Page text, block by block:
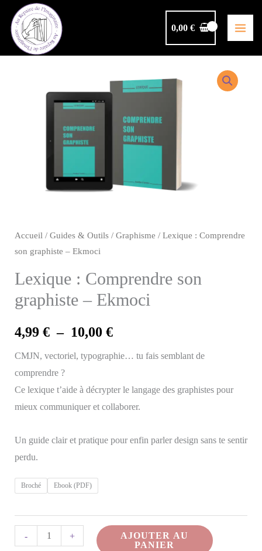
contenu
0,00€
Accueil / Guides & Outils/ Graphisme / Lexique : Comprendre
son graphiste – Ekmoci
Lexique : Comprendre son
graphiste – Ekmoci
4,99 € – 10,00 €Plage
de
prix :
4,99 €
CMJN, vectoriel, typographie… tu fais semblant de
comprendre ?
Ce lexique t’aide à décrypter le langage des graphistes pour
mieux communiquer et collaborer.
Un guide clair et pratique pour enfin parler design sans te sentir
perdu.
Broché Ebook (PDF)
- +
AJOUTER AU
PANIER